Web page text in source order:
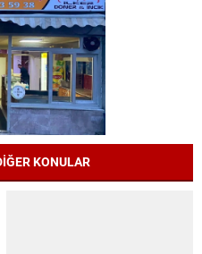
KONULAR